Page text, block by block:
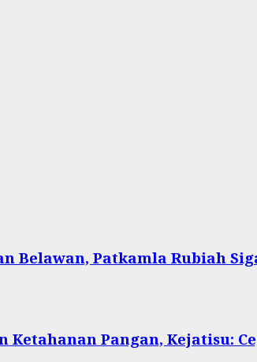
Belawan, Patkamla Rubiah
Pangan, Kejatisu: